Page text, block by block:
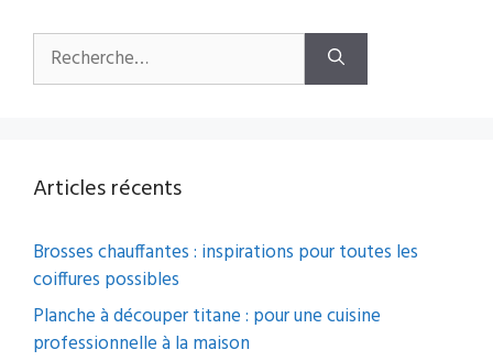
Rechercher :
Articles récents
Brosses chauffantes : inspirations pour toutes les
coiffures possibles
Planche à découper titane : pour une cuisine
professionnelle à la maison